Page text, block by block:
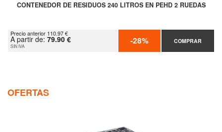
CONTENEDOR DE RESIDUOS 240 LITROS EN PEHD 2 RUEDAS
Precio anterior 110.97 €
A partir de: 79.90 €
SIN IVA -28% COMPRAR
OFERTAS